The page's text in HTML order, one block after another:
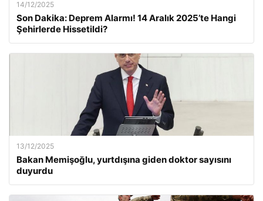
14/12/2025
Son Dakika: Deprem Alarmı! 14 Aralık 2025’te Hangi
Şehirlerde Hissetildi?
13/12/2025
Bakan Memişoğlu, yurtdışına giden doktor sayısını
duyurdu